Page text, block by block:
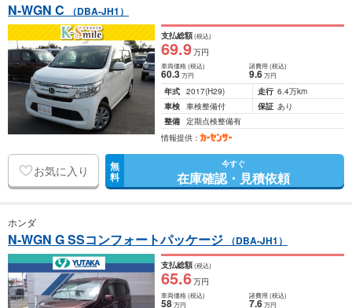
N-WGN C （DBA-JH1）
支払総額(税込)
69.9万円
車両価格(税込)
60.3万円
諸費用 (税込)
9.6 万円
年式 2017(H29) 走行 6.4万km
車検 車検整備付 保証 あり
整備 定期点検整備有
情報提供：
お気に入り 無
料
今すぐ
在庫確認・見積依頼
ホンダ
N-WGN G SSコンフォートパッケージ （DBA-JH1）
支払総額(税込)
65.6万円
車両価格(税込)
58万円
諸費用 (税込)
7.6 万円